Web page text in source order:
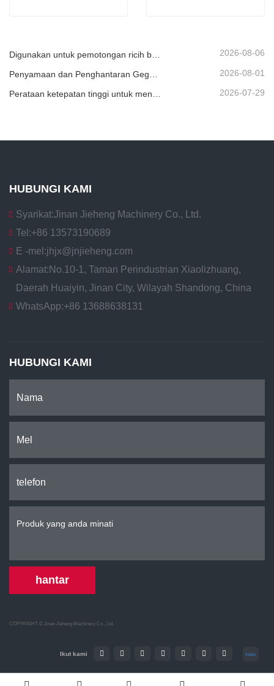
2026-08-06
2026-08-01
Perataan ketepatan tinggi untuk meningkatkan kerataan kepingan 2026-07-29
HUBUNGI KAMI
Syarikat:Jinan Jieheng Machinery Co., Ltd.
Tel:+86 13573190689
E -mel:jhjx@jnjieheng.com
Alamat:No.10-1, Taman Perindustrian Xiaolizhuang,
Daerah Huaiyin, Jinan City, Wilayah Shandong, China
WhatsApp:+86 13688638131
HUBUNGI KAMI
hantar
COPYRIGHT © Jinan Jieheng Machinery Co., Ltd.
Ikut kami Index